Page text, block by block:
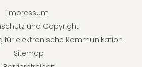
Impressum
und Copyright
für elektronische Kommunikation
Sitemap